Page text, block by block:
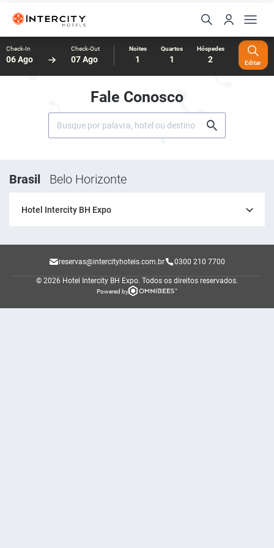
Check-In
06 Ago
Check-Out
07 Ago
Noites
1
Quartos
1
Hóspedes
2 Editar
Fale Conosco
Brasil Belo Horizonte
Hotel Intercity BH Expo
reservas@intercityhoteis.com.br 0300 210 7700
© 2026 Hotel Intercity BH Expo. Todos os direitos reservados.
Powered by